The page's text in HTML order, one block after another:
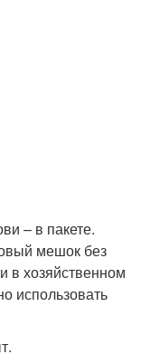
– в пакете.
мешок без
в хозяйственном
использовать